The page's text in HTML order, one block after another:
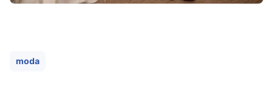
moda